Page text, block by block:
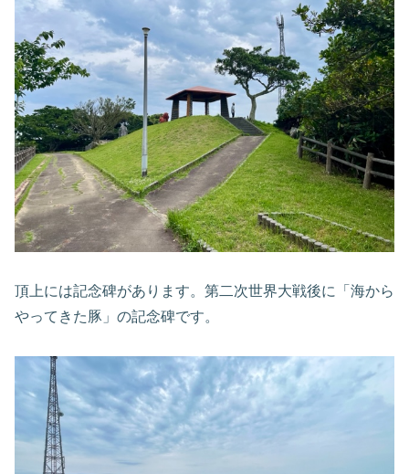
頂上には記念碑があります。第二次世界大戦後に「海から
やってきた豚」の記念碑です。